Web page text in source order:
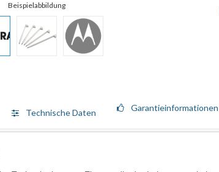
Technische Daten Garantieinformationen